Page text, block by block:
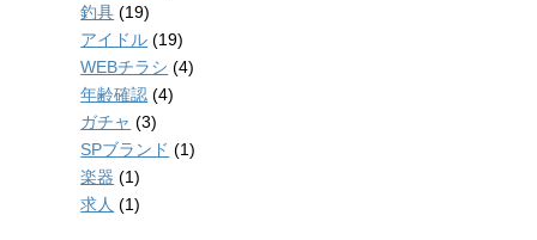
釣具 (19)
アイドル (19)
WEBチラシ (4)
年齢確認 (4)
ガチャ (3)
SPブランド (1)
楽器 (1)
求人 (1)